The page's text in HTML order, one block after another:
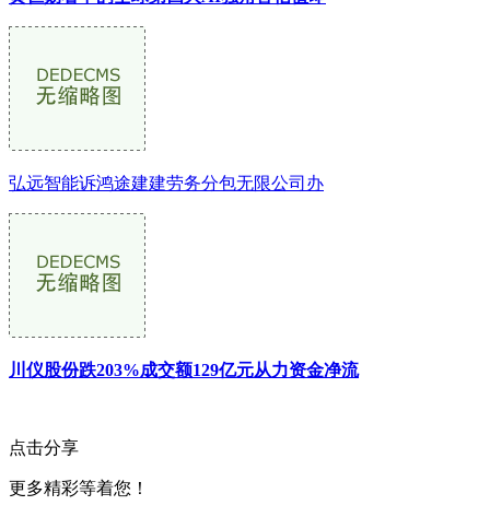
弘远智能诉鸿途建建劳务分包无限公司办
川仪股份跌203%成交额129亿元从力资金净流
点击分享
更多精彩等着您！